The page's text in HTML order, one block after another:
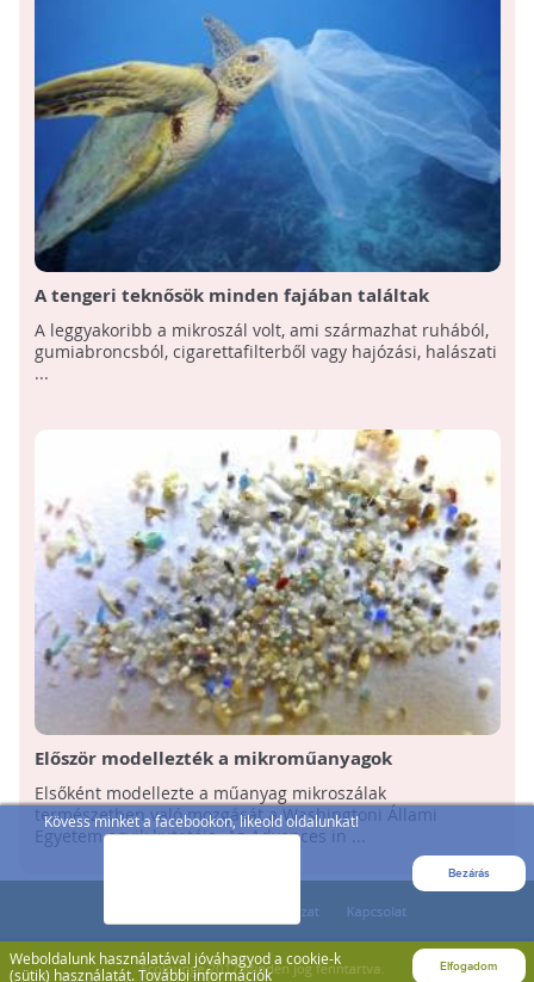
Kövess minket a facebookon, likeold oldalunkat!
Bezárás
Weboldalunk használatával jóváhagyod a cookie-k
(sütik) használatát.További információk Elfogadom
A tengeri teknősök minden fajában találtak
mikroműanyagot
A leggyakoribb a mikroszál volt, ami származhat ruhából,
gumiabroncsból, cigarettafilterből vagy hajózási, halászati
...
Először modellezték a mikroműanyagok
természetben való mozgását
Elsőként modellezte a műanyag mikroszálak
természetben való mozgását a Washingtoni Állami
Egyetem egyik kutatója. Az Advances in ...